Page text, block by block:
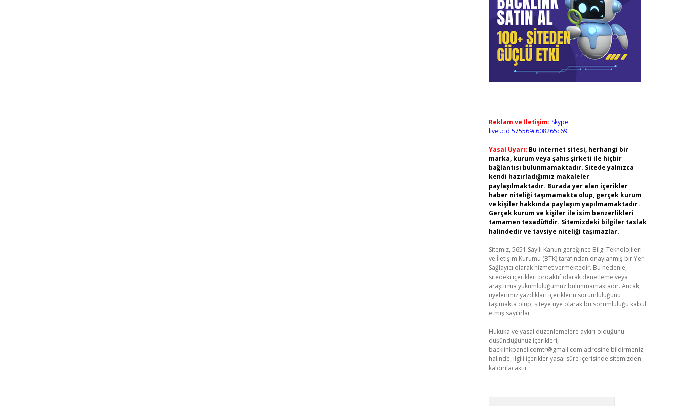
Reklam ve İletişim: Skype:
live:.cid.575569c608265c69
Yasal Uyarı: Bu internet sitesi, herhangi bir
marka, kurum veya şahıs şirketi ile hiçbir
bağlantısı bulunmamaktadır. Sitede yalnızca
kendi hazırladığımız makaleler
paylaşılmaktadır. Burada yer alan içerikler
haber niteliği taşımamakta olup, gerçek kurum
ve kişiler hakkında paylaşım yapılmamaktadır.
Gerçek kurum ve kişiler ile isim benzerlikleri
tamamen tesadüfidir. Sitemizdeki bilgiler taslak
halindedir ve tavsiye niteliği taşımazlar.
Sitemiz, 5651 Sayılı Kanun gereğince Bilgi Teknolojileri
ve İletişim Kurumu (BTK) tarafından onaylanmış bir Yer
Sağlayıcı olarak hizmet vermektedir. Bu nedenle,
sitedeki içerikleri proaktif olarak denetleme veya
araştırma yükümlülüğümüz bulunmamaktadır. Ancak,
üyelerimiz yazdıkları içeriklerin sorumluluğunu
taşımakta olup, siteye üye olarak bu sorumluluğu kabul
etmiş sayılırlar.
Hukuka ve yasal düzenlemelere aykırı olduğunu
düşündüğünüz içerikleri,
backlinkpanelicomtr@gmail.com adresine bildirmeniz
halinde, ilgili içerikler yasal süre içerisinde sitemizden
kaldırılacaktır.